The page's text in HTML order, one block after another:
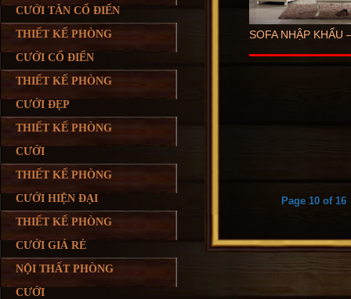
CƯỚI TÂN CỔ ĐIỂN
THIẾT KẾ PHÒNG
CƯỚI CỔ ĐIỂN
THIẾT KẾ PHÒNG
CƯỚI ĐẸP
THIẾT KẾ PHÒNG
CƯỚI
THIẾT KẾ PHÒNG
CƯỚI HIỆN ĐẠI
THIẾT KẾ PHÒNG
CƯỚI GIÁ RẺ
NỘI THẤT PHÒNG
CƯỚI
SOFA NHẬP KHẨU
Page 10 of 16